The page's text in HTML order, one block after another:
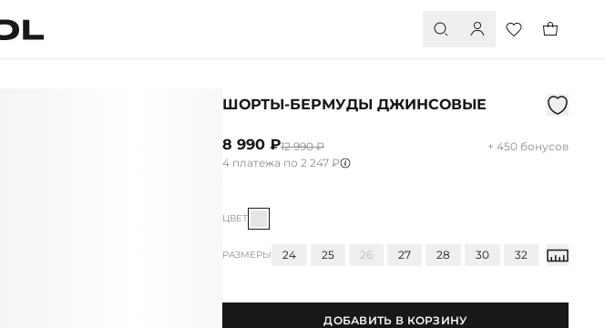
ШОРТЫ-БЕРМУДЫ ДЖИНСОВЫЕ
8 990 ₽12 990 ₽
+ 450 бонусов
4 платежа по 2 247 ₽
ЦВЕТ
РАЗМЕРЫ 24 25 26 27 28 30 32
ДОБАВИТЬ В КОРЗИНУ